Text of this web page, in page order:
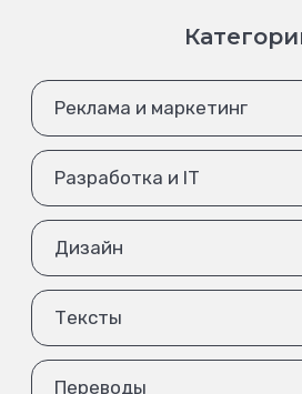
Реклама и маркетинг
Разработка и IT
Дизайн
Тексты
Переводы